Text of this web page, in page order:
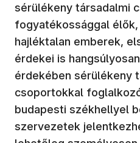
sérülékeny társadalmi
fogyatékossággal
hajléktalan emberek,
érdekei is
érdekében sérülékeny
csoportokkal
budapesti székhellyel
szervezetek